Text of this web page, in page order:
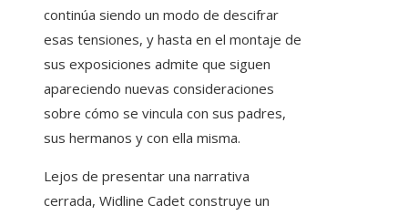
continúa siendo un modo de descifrar
esas tensiones, y hasta en el montaje de
sus exposiciones admite que siguen
apareciendo nuevas consideraciones
sobre cómo se vincula con sus padres,
sus hermanos y con ella misma.
Lejos de presentar una narrativa
cerrada, Widline Cadet construye un